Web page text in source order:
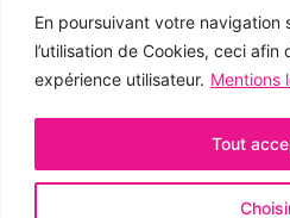
En poursuivant votre navigation
l’utilisation de Cookies, ceci afin
expérience utilisateur. Mentions
Tout
Infos & Contact
Espace privé